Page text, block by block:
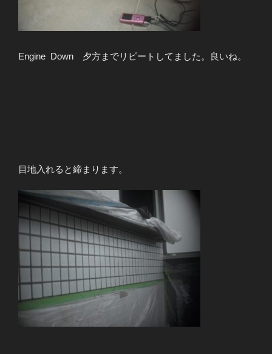
Engine Down 夕方までリピートしてました。良いね。
目地入れると締まります。